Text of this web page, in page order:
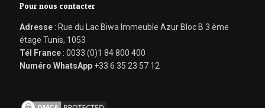
Pour nous contacter
Adresse : Rue du Lac Biwa Immeuble Azur Bloc B 3 ème
étage Tunis, 1053
Tél France : 0033 (0)1 84 800 400
Numéro WhatsApp +33 6 35 23 57 12